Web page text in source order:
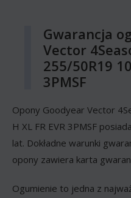
Gwarancja
Vector
255/50R19
3PMSF
Opony Goodyear Vector
H XL FR EVR 3PMSF
lat. Dokładne warunki
opony zawiera karta
Ogumienie to jedna z